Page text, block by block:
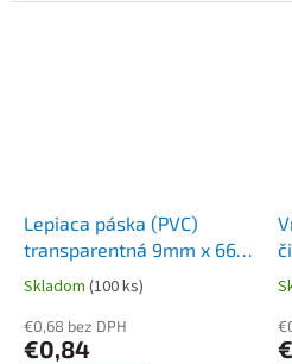
Lepiaca páska (PVC)
transparentná 9mm x 66m
pre zatvárací strojček
67999 [1 ks]
Skladom (100 ks)
€0,68 bez DPH
€0,84